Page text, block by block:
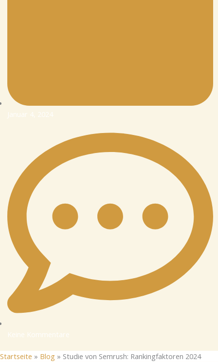
Januar 4, 2024
Keine Kommentare
Startseite » Blog » Studie von Semrush: Rankingfaktoren 2024